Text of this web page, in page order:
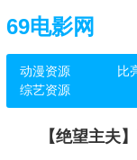
69电影网
动漫资源 比
综艺资源
【绝望主夫